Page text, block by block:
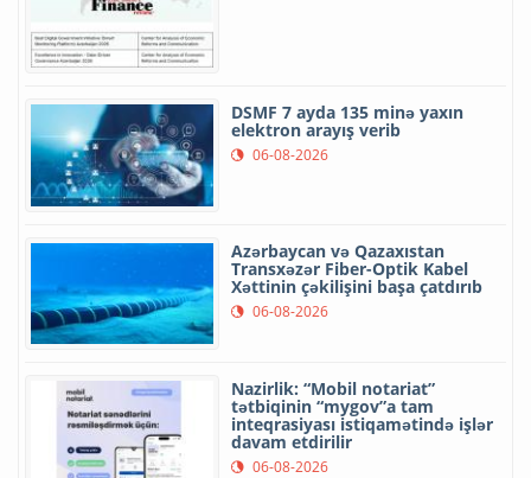
DSMF 7 ayda 135 minə yaxın
elektron arayış verib
06-08-2026
Azərbaycan və Qazaxıstan
Transxəzər Fiber-Optik Kabel
Xəttinin çəkilişini başa çatdırıb
06-08-2026
Nazirlik: “Mobil notariat”
tətbiqinin “mygov”a tam
inteqrasiyası istiqamətində işlər
davam etdirilir
06-08-2026